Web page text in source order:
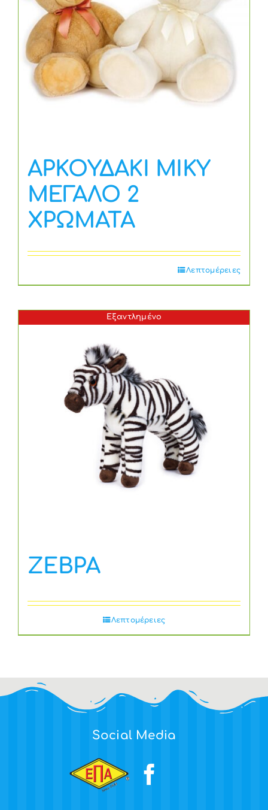
ΑΡΚΟΥΔΑΚΙ MIKY
ΜΕΓΑΛΟ 2
ΧΡΩΜΑΤΑ
Λεπτομέρειες
Εξαντλημένο
ΖΕΒΡΑ
Λεπτομέρειες
Social Media